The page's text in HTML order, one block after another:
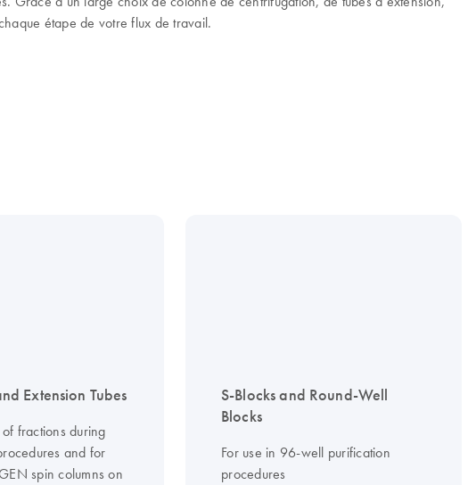
étape de votre flux de travail.
Extension Tubes
fractions during
and for
spin columns on
S-Blocks and Round-Well
Blocks
For use in 96-well purification
procedures